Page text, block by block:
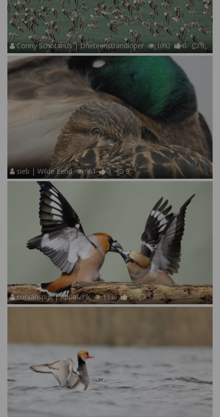
Conny Schotanus | Drieteenstrandloper 1092 6 9
sieb | Wilde Eend 903 3 9
corvanspijk | Appelvink 1236 1 3